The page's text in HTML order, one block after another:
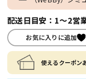
配送日目安：1～2営
お気に入りに追加
使えるクーポン